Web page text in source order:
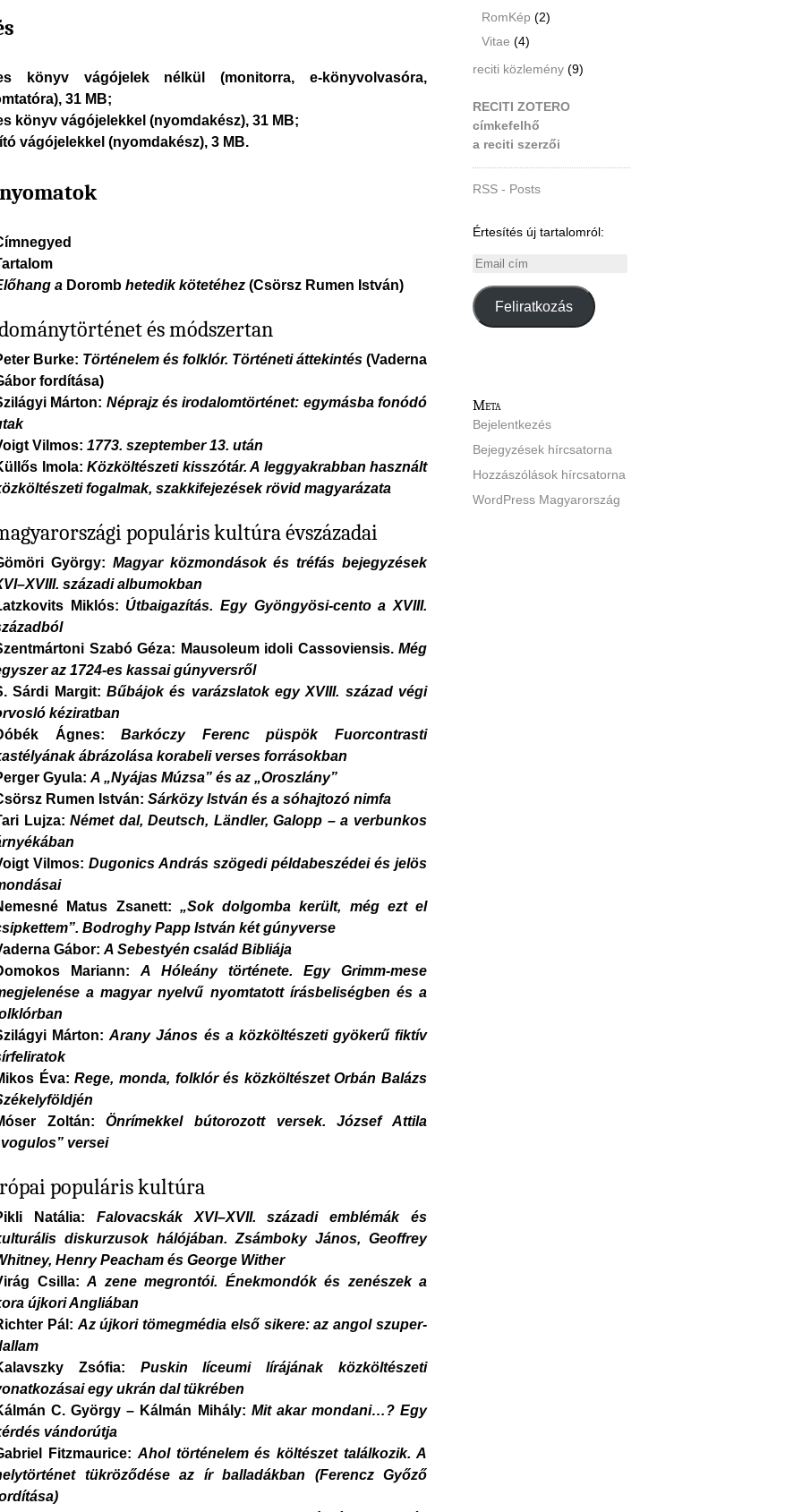
könyv vágójelek nélkül (monitorra, e-könyvolvasóra,
31 MB;
könyv vágójelekkel (nyomdakész), 31 MB;
vágójelekkel (nyomdakész), 3 MB.
a Doromb hetedik kötetéhez (Csörsz Rumen István)
és módszertan
Burke: Történelem és folklór. Történeti áttekintés (Vaderna
fordítása)
Márton: Néprajz és irodalomtörténet: egymásba fonódó
Vilmos: 1773. szeptember 13. után
Imola: Közköltészeti kisszótár. A leggyakrabban használt
fogalmak, szakkifejezések rövid magyarázata
populáris kultúra évszázadai
György: Magyar közmondások és tréfás bejegyzések
századi albumokban
Miklós: Útbaigazítás. Egy Gyöngyösi-cento a XVIII.
Szabó Géza: Mausoleum idoli Cassoviensis. Még
az 1724-es kassai gúnyversről
Sárdi Margit: Bűbájok és varázslatok egy XVIII. század végi
kéziratban
Ágnes:Barkóczy Ferenc püspök Fuorcontrasti
ábrázolása korabeli verses forrásokban
Gyula: A „Nyájas Múzsa” és az „Oroszlány”
Rumen István: Sárközy István és a sóhajtozó nimfa
Lujza:Német dal, Deutsch, Ländler, Galopp – a verbunkos
Vilmos: Dugonics András szögedi példabeszédei és jelös
Matus Zsanett: „Sok dolgomba került, még ezt el
Bodroghy Papp István két gúnyverse
Gábor: A Sebestyén család Bibliája
Mariann: A Hóleány története. Egy Grimm-mese
a magyar nyelvű nyomtatott írásbeliségben és a
Márton:Arany János és a közköltészeti gyökerű fiktív
Éva:Rege, monda, folklór és közköltészet Orbán Balázs
Zoltán:Önrímekkel bútorozott versek. József Attila
versei
populáris kultúra
Natália: Falovacskák XVI–XVII. századi emblémák és
diskurzusok hálójában. Zsámboky János, Geoffrey
Henry Peacham és George Wither
Csilla: A zene megrontói. Énekmondók és zenészek a
újkori Angliában
Pál: Az újkori tömegmédia első sikere: az angol szuper-
Zsófia: Puskin líceumi lírájának közköltészeti
egy ukrán dal tükrében
C. György – Kálmán Mihály: Mit akar mondani…? Egy
vándorútja
Fitzmaurice: Ahol történelem és költészet találkozik. A
tükröződése az ír balladákban (Ferencz Győző
RomKép (2)
Vitae (4)
reciti közlemény (9)
RECITI ZOTERO
címkefelhő
a reciti szerzői
RSS - Posts
Értesítés új tartalomról:
Email
Feliratkozás
Meta
Bejelentkezés
Bejegyzések hírcsatorna
Hozzászólások hírcsatorna
WordPress Magyarország